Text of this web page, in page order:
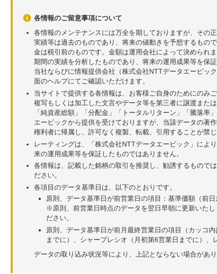
各情報のご留意事項について
各情報のメンテナンスには万全を期しておりますが、その
実績等は過去のものであり、将来の値動きを予想するもの
金は税引前のものです。金額は運用会社によって決められ
期間の実績を分析したものであり、将来の運用成果等を保
当社ならびに情報提供会社（株式会社NTTデータエービッ
面のヘルプにてご確認いただけます。
当サイトで提供する各情報は、お客様ご自身のためにのみ
複写もしくは加工した文言やデータ等を第三者に譲渡また
「純資産総額」「分配金」「トータルリターン」「騰落
エービックから提供を受けておりますが、当該データの著
権利者に帰属し、許可なく複製、転載、引用することが禁
レーティングは、「株式会社NTTデータエービック」によ
来の運用成果等を保証したものではありません。
各情報は、記載した銘柄の取引を推奨し、勧誘するもので
ださい。
各項目のデータ基準日は、以下のとおりです。
原則、データ基準日が前営業日の項目：基準価額（前
※原則、前営業日時点のデータを翌日早朝に更新いた
ださい。
原則、データ基準日が前月最終営業日の項目（カッコ
までに）、シャープレシオ（月初第6営業日までに）
データの取り込み状況等により、上記とならない場合があ